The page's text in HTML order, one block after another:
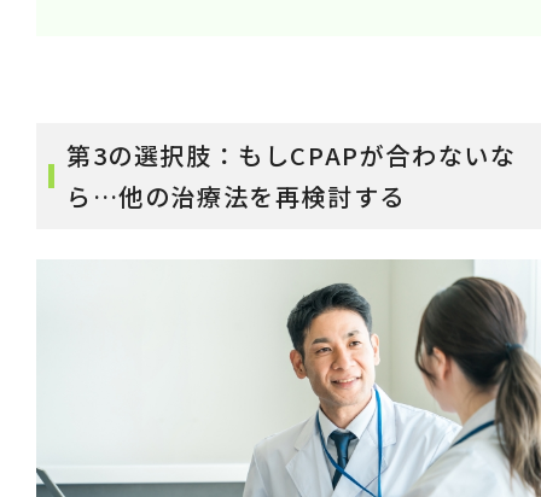
第3の選択肢：もしCPAPが合わないな
ら…他の治療法を再検討する